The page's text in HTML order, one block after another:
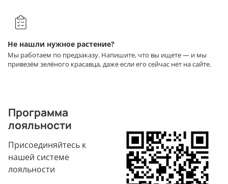
Не нашли нужное растение?
Мы работаем по предзаказу. Напишите, что вы ищете — и мы
привезём зелёного красавца, даже если его сейчас нет на сайте.
Программа
лояльности
Присоединяйтесь к
нашей системе
лояльности